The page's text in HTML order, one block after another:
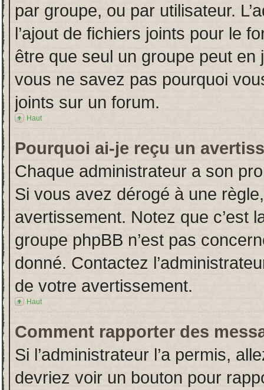
par groupe, ou par utilisateur.
l’ajout de fichiers joints pour le
être que seul un groupe peut en
vous ne savez pas pourquoi
joints sur un forum.
Haut
Pourquoi ai-je reçu un
Chaque administrateur a son
Si vous avez dérogé à une
avertissement. Notez que c’est
groupe phpBB n’est pas
donné. Contactez
de votre avertissement.
Haut
Comment rapporter des
Si l’administrateur l’a permis,
devriez voir un bouton pour